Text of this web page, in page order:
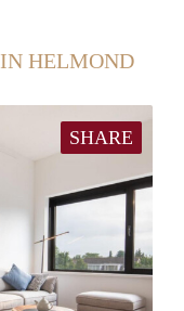
IN HELMOND
SHARE